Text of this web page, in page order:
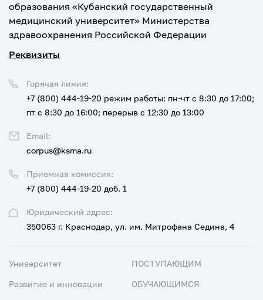
образования «Кубанский государственный
медицинский университет» Министерства
здравоохранения Российской Федерации
Реквизиты
Юридический адрес:
350063 г. Краснодар, ул. им. Митрофана Седина, 4
Приемная комиссия:
+7 (800) 444-19-20 доб. 1
Горячая линия:
+7 (800) 444-19-20 режим работы: пн-чт с 8:30 до 17:00;
пт с 8:30 до 16:00; перерыв с 12:30 до 13:00
Email:
corpus@ksma.ru
Университет
Развитие и инновации
ПОСТУПАЮЩИМ
ОБУЧАЮЩИМСЯ